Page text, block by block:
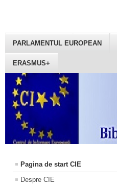
PARLAMENTUL EUROPEAN
ERASMUS+
Pagina de start CIE
Despre CIE